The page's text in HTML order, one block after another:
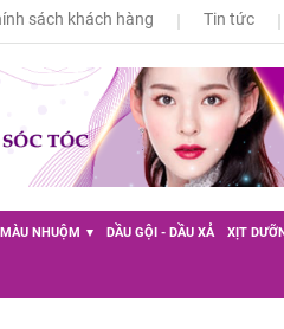
sách khách hàng Tin tức
NHUỘM DẦU GỘI - DẦU XẢ XỊT